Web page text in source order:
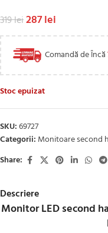
319lei287lei
Comandă de Încă
Stoc epuizat
SKU:69727
Categorii: Monitoare second
Share:
Descriere
Monitor LED second